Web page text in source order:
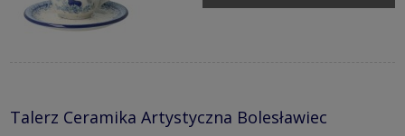
Talerz Ceramika Artystyczna Bolesławiec